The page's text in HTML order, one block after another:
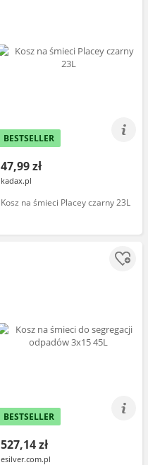
BESTSELLER
47,99 zł
kadax.pl
Kosz na śmieci Placey czarny 23L
BESTSELLER
527,14 zł
esilver.com.pl